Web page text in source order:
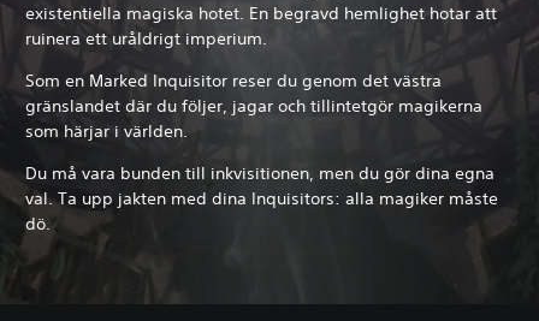
existentiella magiska hotet. En begravd hemlighet hotar att
ruinera ett uråldrigt imperium.
Som en Marked Inquisitor reser du genom det västra
gränslandet där du följer, jagar och tillintetgör magikerna
som härjar i världen.
Du må vara bunden till inkvisitionen, men du gör dina egna
val. Ta upp jakten med dina Inquisitors: alla magiker måste
dö.